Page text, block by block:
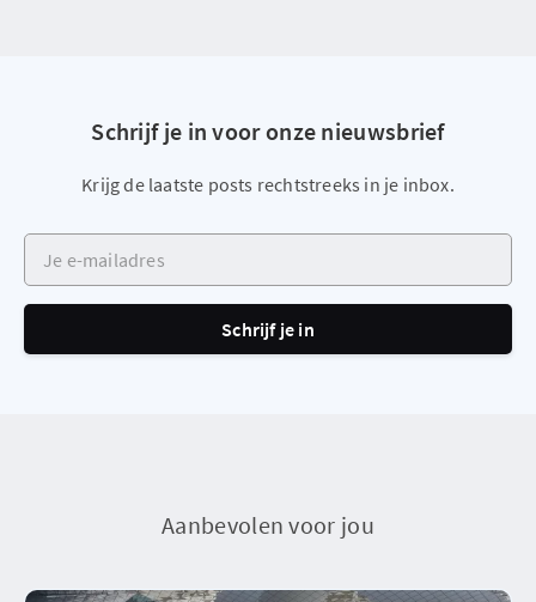
Schrijf je in voor onze nieuwsbrief
Krijg de laatste posts rechtstreeks in je inbox.
Je e-mailadres
Schrijf je in
Aanbevolen voor jou